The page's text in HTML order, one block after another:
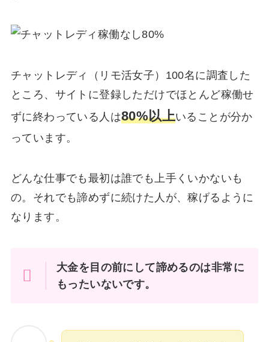
チャットレディ（リモ活女子）100名に調査した
ところ、サイトに登録しただけでほとんど稼働せ
ずに終わっている人は80%以上いることが分か
っています。
どんな仕事でも最初は誰でも上手くいかないも
の。それでも諦めずに続けた人が、稼げるように
なります。
大金を目の前にして諦めるのは非常に
もったいないです。